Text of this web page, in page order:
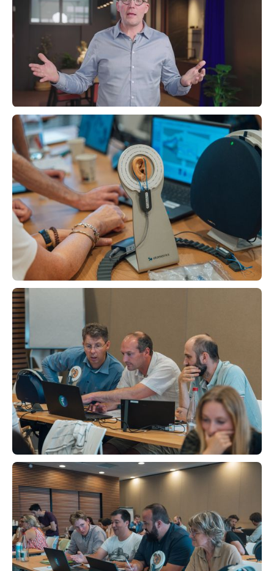
UCL/MCL : Masterclass (100%
distanciel)
“Dominez la Dynamique Auditive”
100% distanciel
DPC
100% Distanciel (2h30 en video-learning + 4h en
visioconférence +1h en video-learning + 30min
coaching)
Voir le programme
prochaine session
14.10.2026
MIV Niveau 2 (100% Distanciel)
La masterclass "Décodez vos courbes"
100% distanciel
Distanciel (2h30 video-learning + 4h00
visioconférence + 1h video-learning + 30min
coaching)
Voir le programme
MIV Niveau 2 (Présentiel)
La masterclass "Décodez vos courbes"
Présentiel
DPC
Présentiel (2h30 en video-learning + 3h
en visioconférence + 3h30 en présentiel +
1h en video-learning + 30min coaching)
Voir le programme
prochaine session
18.11.2026
HIT (Présentiel)
Maîtrisez votre chaîne de mesure